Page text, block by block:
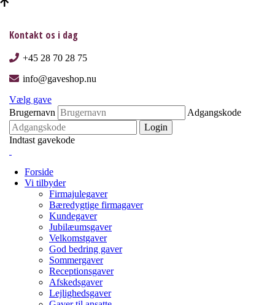
Kontakt os i dag
+45 28 70 28 75
info@gaveshop.nu
Vælg gave
Brugernavn
Adgangskode
Login
Indtast gavekode
Forside
Vi tilbyder
Firmajulegaver
Bæredygtige firmagaver
Kundegaver
Jubilæumsgaver
Velkomstgaver
God bedring gaver
Sommergaver
Receptionsgaver
Afskedsgaver
Lejlighedsgaver